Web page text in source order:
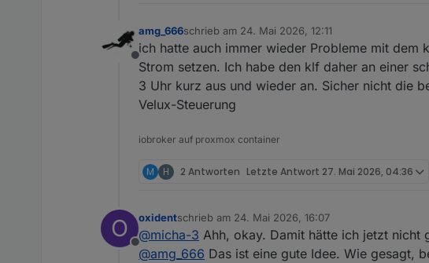
Offline
amg_666schrieb am 24. Mai 2026, 12:11
zuletzt editiert von
ich hatte auch immer wieder Probleme mit
Strom setzen. Ich habe den klf daher an einer
3 Uhr kurz aus und wieder an. Sicher nicht die
Velux-Steuerung
iobroker auf proxmox container
M H 2 Antworten Letzte Antwort 27. Mai 2026, 04:36
O
Offline
oxidentschrieb am 24. Mai 2026, 16:07
zuletzt editiert von
@micha-3 Ahh, okay. Damit hätte ich jetzt nicht
@amg_666 Das ist eine gute Idee. Wie gesagt,